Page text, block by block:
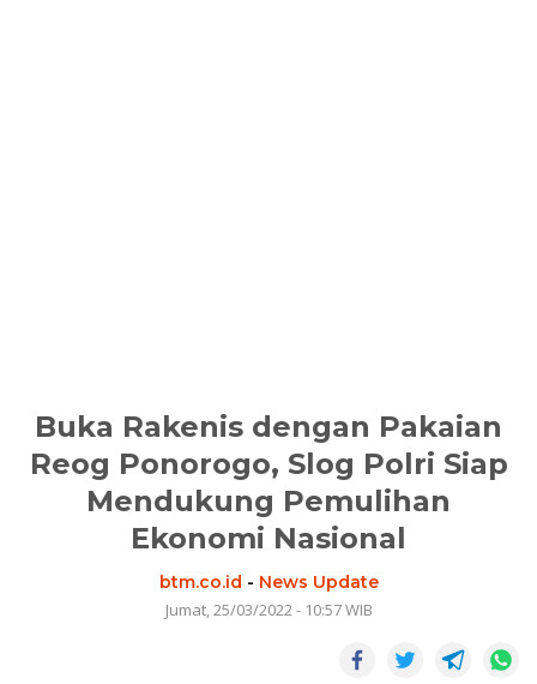
Buka Rakenis dengan Pakaian
Reog Ponorogo, Slog Polri Siap
Mendukung Pemulihan
Ekonomi Nasional
btm.co.id - News Update
Jumat, 25/03/2022 - 10:57 WIB